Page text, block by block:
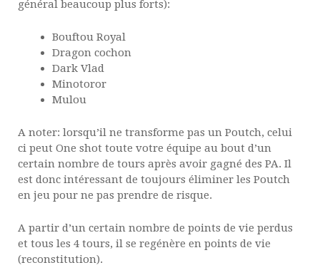
général beaucoup plus forts):
Bouftou Royal
Dragon cochon
Dark Vlad
Minotoror
Mulou
A noter: lorsqu’il ne transforme pas un Poutch, celui
ci peut One shot toute votre équipe au bout d’un
certain nombre de tours après avoir gagné des PA. Il
est donc intéressant de toujours éliminer les Poutch
en jeu pour ne pas prendre de risque.
A partir d’un certain nombre de points de vie perdus
et tous les 4 tours, il se regénère en points de vie
(reconstitution).